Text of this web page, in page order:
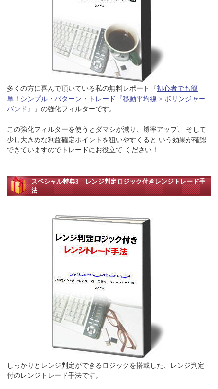
多くの方に喜んで頂いている私の無料レポート『初心者でも簡
単！シンプル・パターン・トレード『移動平均線 × ボリンジャー
バンド』
』の強化フィルターです。
この強化フィルターを使うとダマシが減り、勝率アップ、 そして
少し大きめな利益確定ポイントを狙いやすくると いう効果が確認
できていますのでトレードにお役立て ください！
スペシャル特典3 レンジ判定ロジック付きレンジトレード手
法
しっかりとレンジ判定ができるロジックを搭載した、レンジ判定
付のレンジトレード手法です。